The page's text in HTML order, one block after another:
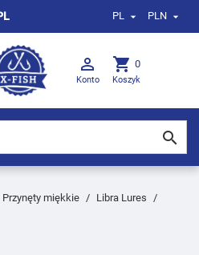
PL  PLN 

Konto
shopping_cart 0
Koszyk

Przynęty miękkie
Libra Lures